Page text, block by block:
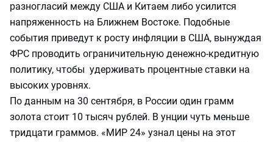
разногласий между США и Китаем либо усилится
напряженность на Ближнем Востоке. Подобные
события приведут к росту инфляции в США, вынуждая
ФРС проводить ограничительную денежно-кредитную
политику, чтобы удерживать процентные ставки на
высоких уровнях.
По данным на 30 сентября, в России один грамм
золота стоит 10 тысяч рублей. В унции чуть меньше
тридцати граммов. «МИР 24» узнал цены на этот